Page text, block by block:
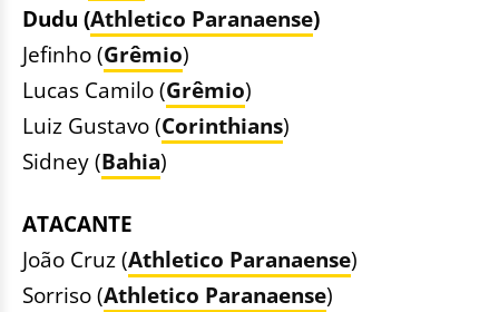
Dudu (Athletico Paranaense)
Jefinho (Grêmio)
Lucas Camilo (Grêmio)
Luiz Gustavo (Corinthians)
Sidney (Bahia)
ATACANTE
João Cruz (Athletico Paranaense)
Sorriso (Athletico Paranaense)